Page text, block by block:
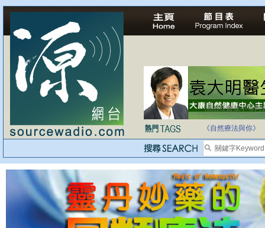
法治社會並不等同
自家教育合法化-
《自然療法與你》